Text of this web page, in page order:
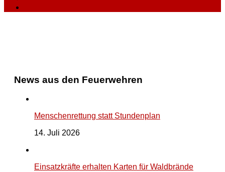
News aus den Feuerwehren
Menschenrettung statt Stundenplan
14. Juli 2026
Einsatzkräfte erhalten Karten für Waldbrände